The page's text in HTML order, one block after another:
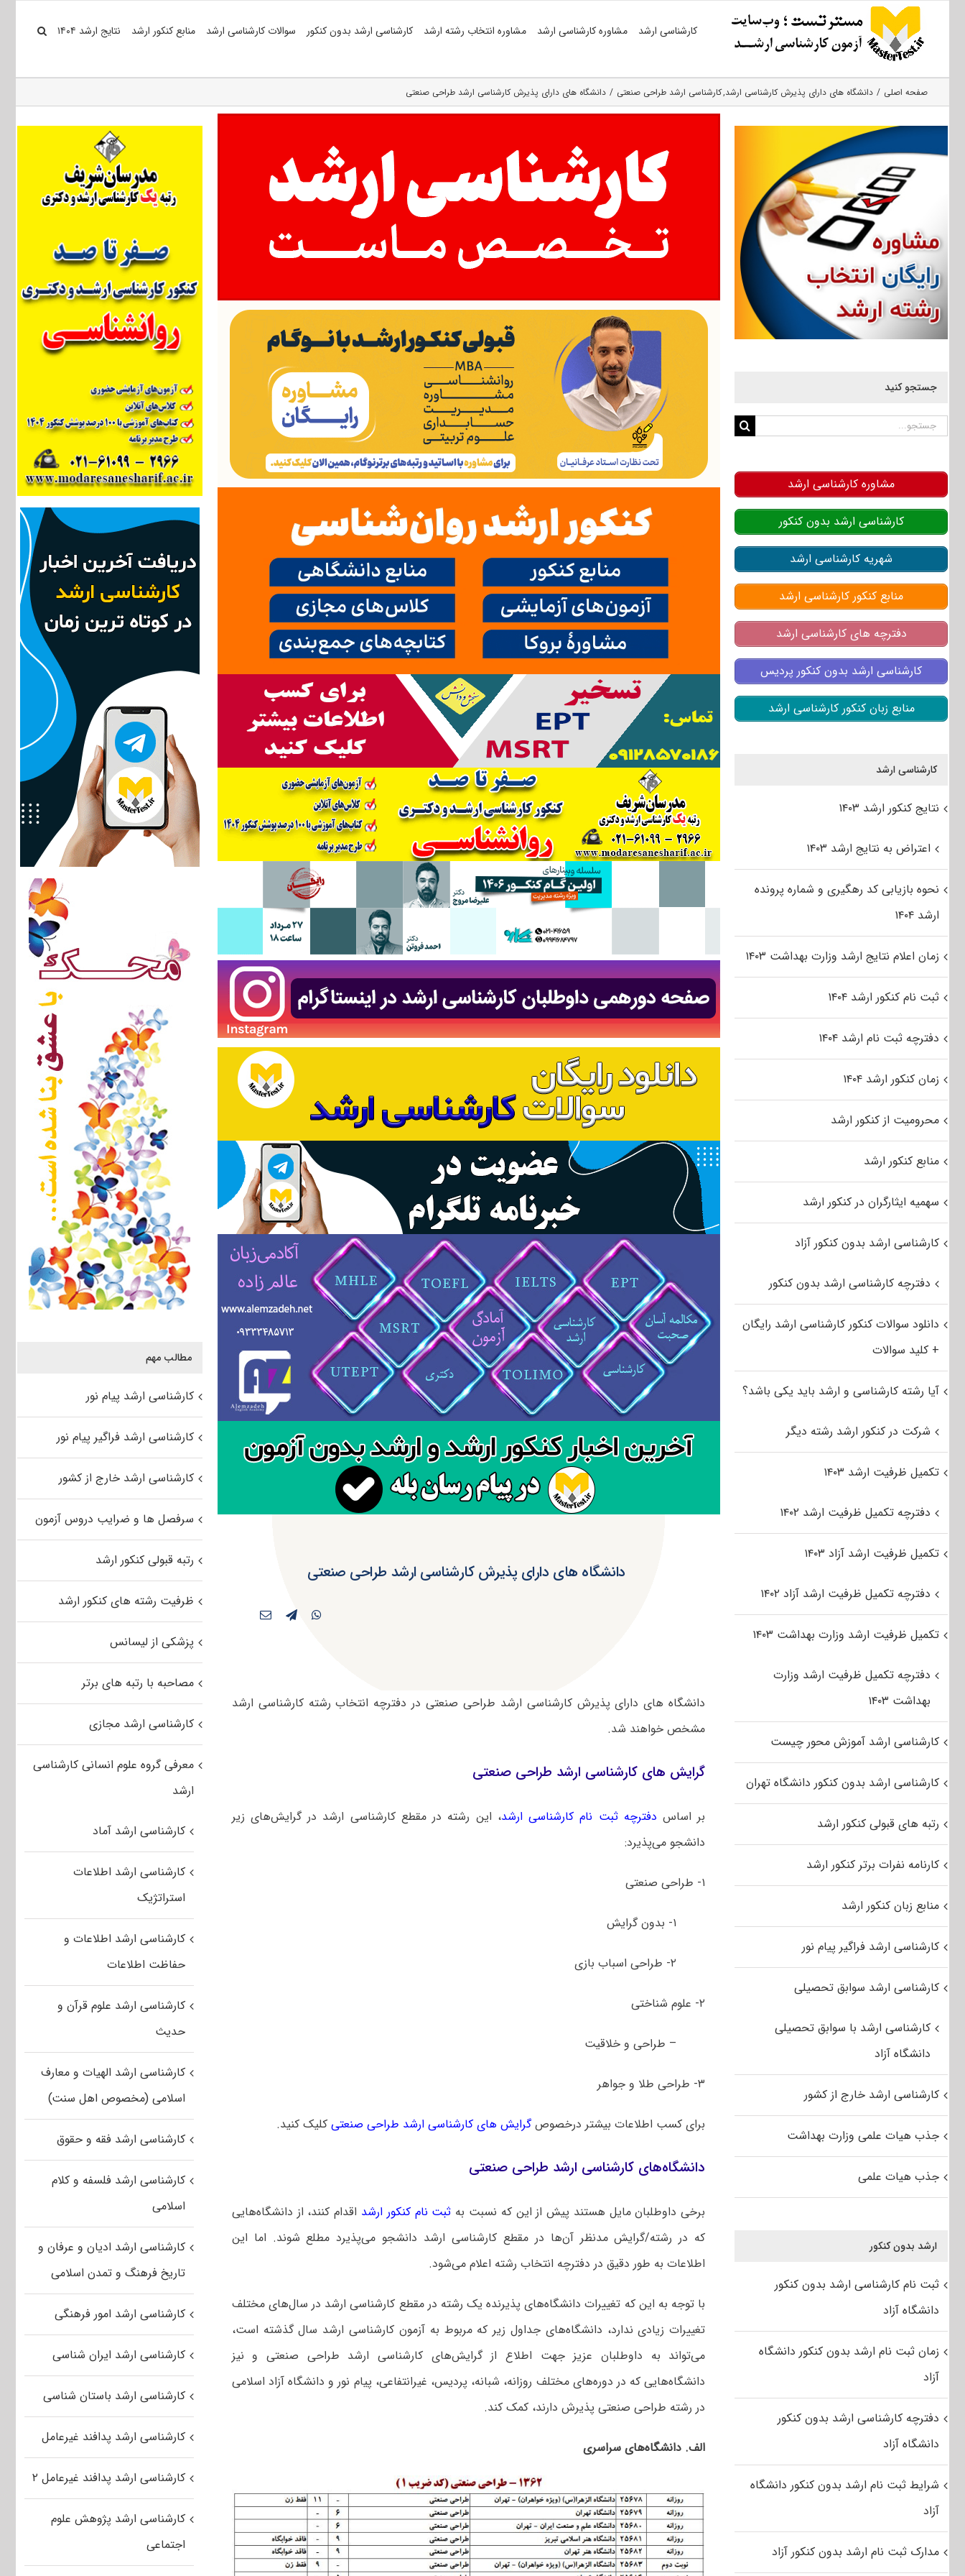
کارشناسی ارشد مشاوره کارشناسی ارشد مشاوره انتخاب رشته ارشد کارشناسی ارشد بدون کنکور سوالات کارشناسی ارشد منابع کنکور ارشد نتایج ارشد ۱۴۰۴
صفحه اصلی دانشگاه های دارای پذیرش کارشناسی ارشد کارشناسی ارشد طراحی صنعتی دانشگاه های دارای پذیرش کارشناسی ارشد طراحی صنعتی
دانشگاه های دارای پذیرش کارشناسی ارشد طراحی صنعتی
دانشگاه های دارای پذیرش کارشناسی ارشد طراحی صنعتی در دفترچه انتخاب رشته کارشناسی ارشد
مشخص خواهند شد.
گرایش های کارشناسی ارشد طراحی صنعتی
بر اساس دفترچه ثبت نام کارشناسی ارشد، این رشته در مقطع کارشناسی ارشد در گرایش‌های زیر
دانشجو می‌پذیرد:
۱- طراحی صنعتی
۱- بدون گرایش
۲- طراحی اسباب بازی
۲- علوم شناختی
– طراحی و خلاقیت
۳- طراحی طلا و جواهر
برای کسب اطلاعات بیشتر درخصوصگرایش های کارشناسی ارشد طراحی صنعتیکلیک کنید.
دانشگاه‌های کارشناسی ارشد طراحی صنعتی
برخی داوطلبان مایل هستند پیش از این که نسبت به ثبت نام کنکور ارشد اقدام کنند، از دانشگاه‌هایی
که در رشته/گرایش مدنظر آن‌ها در مقطع کارشناسی ارشد دانشجو می‌پذیرد مطلع شوند. اما این
اطلاعات به طور دقیق در دفترچه انتخاب رشته اعلام می‌شود.
با توجه به این که تغییرات دانشگاه‌های پذیرنده یک رشته در مقطع کارشناسی ارشد در سال‌های مختلف
تغییرات زیادی ندارد، دانشگاه‌های جداول زیر که مربوط به آزمون کارشناسی ارشد سال گذشته است،
می‌تواند به داوطلبان عزیز جهت اطلاع از گرایش‌های کارشناسی ارشد طراحی صنعتی و نیز
دانشگاه‌هایی که در دوره‌های مختلف روزانه، شبانه، پردیس، غیرانتفاعی، پیام نور و دانشگاه آزاد اﺳﻼمی
در رشته طراحی صنعتی پذیرش دارند، کمک کند.
الف. دانشگاه‌های سراسری
مطالب مهم
کارشناسی ارشد پیام نور
کارشناسی ارشد فراگیر پیام نور
کارشناسی ارشد خارج از کشور
سرفصل ها و ضرایب دروس آزمون
رتبه قبولی کنکور ارشد
ظرفیت رشته های کنکور ارشد
پزشکی از لیسانس
مصاحبه با رتبه های برتر
کارشناسی ارشد مجازی
معرفی گروه علوم انسانی کارشناسی
ارشد
کارشناسی ارشد آماد
کارشناسی ارشد اطلاعات
استراتژیک
کارشناسی ارشد اطلاعات و
حفاظت اطلاعات
کارشناسی ارشد علوم قرآن و
حدیث
کارشناسی ارشد الهیات و معارف
اسلامی (مخصوص اهل سنت)
کارشناسی ارشد فقه و حقوق
کارشناسی ارشد فلسفه و کلام
اسلامی
کارشناسی ارشد ادیان و عرفان و
تاریخ فرهنگ و تمدن اسلامی
کارشناسی ارشد امور فرهنگی
کارشناسی ارشد ایران شناسی
کارشناسی ارشد باستان شناسی
کارشناسی ارشد پدافند غیرعامل
کارشناسی ارشد پدافند غیرعامل ۲
کارشناسی ارشد پژوهش علوم
اجتماعی
جستجو کنید
جستجو
مشاوره کارشناسی ارشد
کارشناسی ارشد بدون کنکور
شهریه کارشناسی ارشد
منابع کنکور کارشناسی ارشد
دفترچه های کارشناسی ارشد
کارشناسی ارشد بدون کنکور پردیس
منابع زبان کنکور کارشناسی ارشد
کارشناسی ارشد
نتایج کنکور ارشد ۱۴۰۳
اعتراض به نتایج ارشد ۱۴۰۳
نحوه بازیابی کد رهگیری و شماره پرونده
ارشد ۱۴۰۴
زمان اعلام نتایج ارشد وزارت بهداشت ۱۴۰۳
ثبت نام کنکور ارشد ۱۴۰۴
دفترچه ثبت نام ارشد ۱۴۰۴
زمان کنکور ارشد ۱۴۰۴
محرومیت از کنکور ارشد
منابع کنکور ارشد
سهمیه ایثارگران در کنکور ارشد
کارشناسی ارشد بدون کنکور آزاد
دفترچه کارشناسی ارشد بدون کنکور
دانلود سوالات کنکور کارشناسی ارشد رایگان
+ کلید سوالات
آیا رشته کارشناسی و ارشد باید یکی باشد؟
شرکت در کنکور ارشد رشته دیگر
تکمیل ظرفیت ارشد ۱۴۰۳
دفترچه تکمیل ظرفیت ارشد ۱۴۰۲
تکمیل ظرفیت ارشد آزاد ۱۴۰۳
دفترچه تکمیل ظرفیت ارشد آزاد ۱۴۰۲
تکمیل ظرفیت ارشد وزارت بهداشت ۱۴۰۳
دفترچه تکمیل ظرفیت ارشد وزارت
بهداشت ۱۴۰۳
کارشناسی ارشد آموزش محور چیست
کارشناسی ارشد بدون کنکور دانشگاه تهران
رتبه های قبولی کنکور ارشد
کارنامه نفرات برتر کنکور ارشد
منابع زبان کنکور ارشد
کارشناسی ارشد فراگیر پیام نور
کارشناسی ارشد سوابق تحصیلی
کارشناسی ارشد با سوابق تحصیلی
دانشگاه آزاد
کارشناسی ارشد خارج از کشور
جذب هیات علمی وزارت بهداشت
جذب هیات علمی
ارشد بدون کنکور
ثبت نام کارشناسی ارشد بدون کنکور
دانشگاه آزاد
زمان ثبت نام ارشد بدون کنکور دانشگاه
آزاد
دفترچه کارشناسی ارشد بدون کنکور
دانشگاه آزاد
شرایط ثبت نام ارشد بدون کنکور دانشگاه
آزاد
مدارک ثبت نام ارشد بدون کنکور آزاد